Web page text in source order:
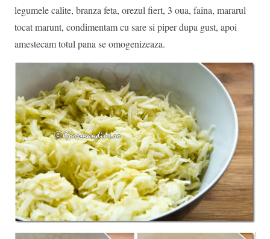
legumele calite, branza feta, orezul fiert, 3 oua, faina, mararul
tocat marunt, condimentam cu sare si piper dupa gust, apoi
amestecam totul pana se omogenizeaza.